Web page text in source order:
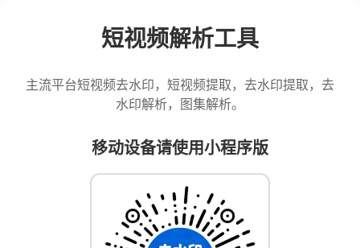
短视频解析工具
主流平台短视频去水印，短视频提取，去水印提取，去
水印解析，图集解析。
移动设备请使用小程序版